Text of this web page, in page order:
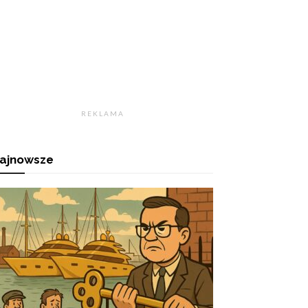
R E K L A M A